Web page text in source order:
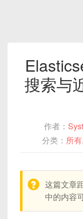
搜索与
作者：
分类： 所有,
warning:
这篇文章
中的内容